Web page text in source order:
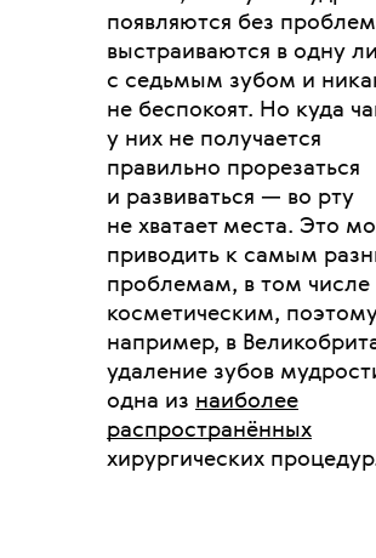
появляются без
выстраиваются в одну
с седьмым зубом и
не беспокоят. Но куда
у них не получается
правильно прорезаться
и развиваться — во рту
не хватает места. Это
приводить к самым
проблемам, в том числе
косметическим,
например, в
удаление зубов
одна из наиболее
распространённых
хирургических